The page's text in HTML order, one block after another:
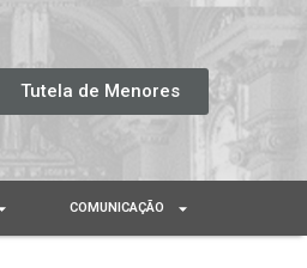
Tutela de Menores
COMUNICAÇÃO